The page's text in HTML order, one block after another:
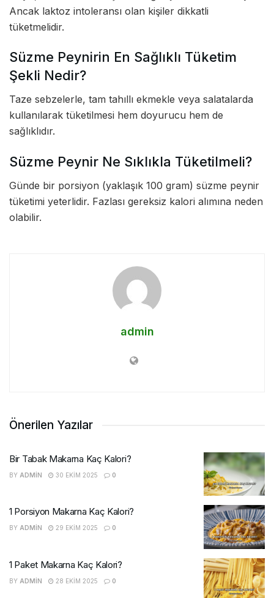
Ancak laktoz intoleransı olan kişiler dikkatli
tüketmelidir.
Süzme Peynirin En Sağlıklı Tüketim
Şekli Nedir?
Taze sebzelerle, tam tahıllı ekmekle veya salatalarda
kullanılarak tüketilmesi hem doyurucu hem de
sağlıklıdır.
Süzme Peynir Ne Sıklıkla Tüketilmeli?
Günde bir porsiyon (yaklaşık 100 gram) süzme peynir
tüketimi yeterlidir. Fazlası gereksiz kalori alımına neden
olabilir.
admin
Önerilen Yazılar
Bir Tabak Makarna Kaç Kalori?
BY ADMIN 30 EKIM 2025 0
1 Porsiyon Makarna Kaç Kalori?
BY ADMIN 29 EKIM 2025 0
1 Paket Makarna Kaç Kalori?
BY ADMIN 28 EKIM 2025 0